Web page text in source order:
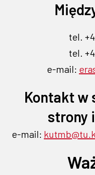
tel.
tel.
e-mail:
Kontakt w
strony
e-mail: